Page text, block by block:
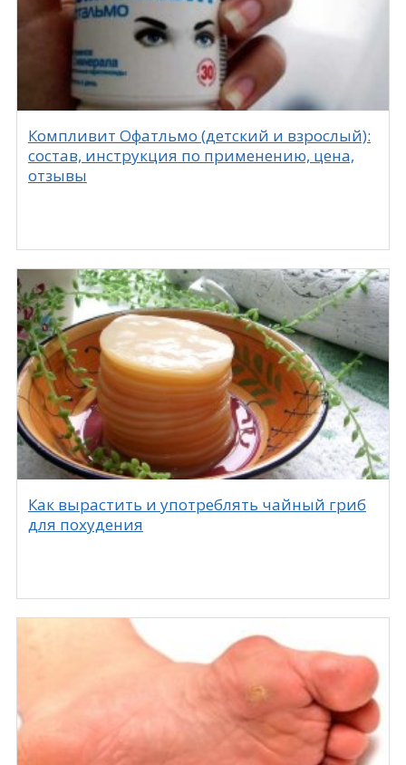
Компливит Офатльмо (детский и взрослый):
состав, инструкция по применению, цена,
отзывы
Как вырастить и употреблять чайный гриб
для похудения